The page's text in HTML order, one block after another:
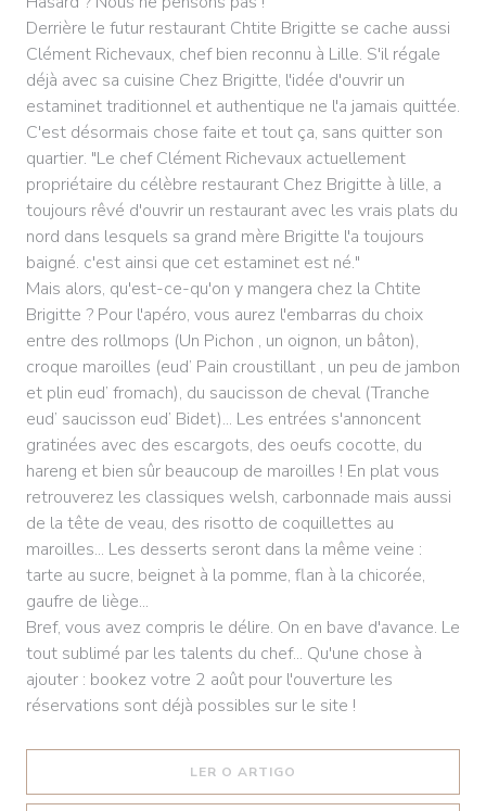
Derrière le futur restaurant Chtite Brigitte se cache aussi
Clément Richevaux, chef bien reconnu à Lille. S'il régale
déjà avec sa cuisine Chez Brigitte, l'idée d'ouvrir un
estaminet traditionnel et authentique ne l'a jamais quittée.
C'est désormais chose faite et tout ça, sans quitter son
quartier. "Le chef Clément Richevaux actuellement
propriétaire du célèbre restaurant Chez Brigitte à lille, a
toujours rêvé d'ouvrir un restaurant avec les vrais plats du
nord dans lesquels sa grand mère Brigitte l'a toujours
baigné. c'est ainsi que cet estaminet est né."
Mais alors, qu'est-ce-qu'on y mangera chez la Chtite
Brigitte ? Pour l'apéro, vous aurez l'embarras du choix
entre des rollmops (Un Pichon , un oignon, un bâton),
croque maroilles (eud’ Pain croustillant , un peu de jambon
et plin eud’ fromach), du saucisson de cheval (Tranche
eud’ saucisson eud’ Bidet)... Les entrées s'annoncent
gratinées avec des escargots, des oeufs cocotte, du
hareng et bien sûr beaucoup de maroilles ! En plat vous
retrouverez les classiques welsh, carbonnade mais aussi
de la tête de veau, des risotto de coquillettes au
maroilles... Les desserts seront dans la même veine :
tarte au sucre, beignet à la pomme, flan à la chicorée,
gaufre de liège...
Bref, vous avez compris le délire. On en bave d'avance. Le
tout sublimé par les talents du chef... Qu'une chose à
ajouter : bookez votre 2 août pour l'ouverture les
réservations sont déjà possibles sur le site !
LER O ARTIGO